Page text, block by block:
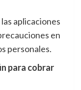
aplicaciones
en
personales.
para cobrar